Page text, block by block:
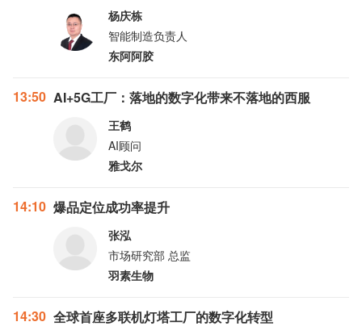
杨庆栋
智能制造负责人
东阿阿胶
13:50 AI+5G工厂：落地的数字化带来不落地的西服
王鹤
AI顾问
雅戈尔
14:10 爆品定位成功率提升
张泓
市场研究部 总监
羽素生物
14:30 全球首座多联机灯塔工厂的数字化转型